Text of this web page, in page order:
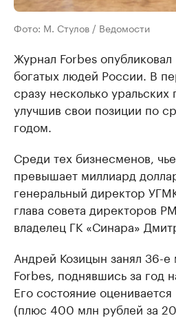
Фото: М. Стулов / Ведомости
Журнал Forbes
богатых людей России. В
сразу несколько
улучшив свои позиции по
годом.
Среди тех бизнесменов,
превышает миллиард
генеральный директор
глава совета директоров
владелец ГК «Синара»
Андрей Козицын занял 36-е
Forbes, поднявшись за год
Его состояние
(плюс 400 млн рублей за